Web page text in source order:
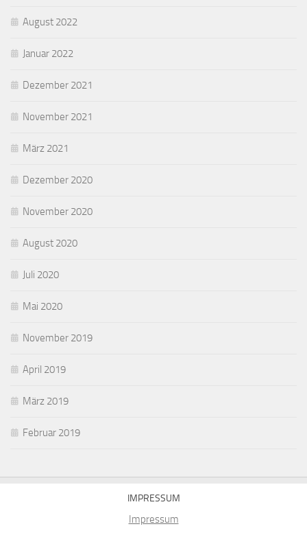
August 2022
Januar 2022
Dezember 2021
November 2021
März 2021
Dezember 2020
November 2020
August 2020
Juli 2020
Mai 2020
November 2019
April 2019
März 2019
Februar 2019
IMPRESSUM
Impressum